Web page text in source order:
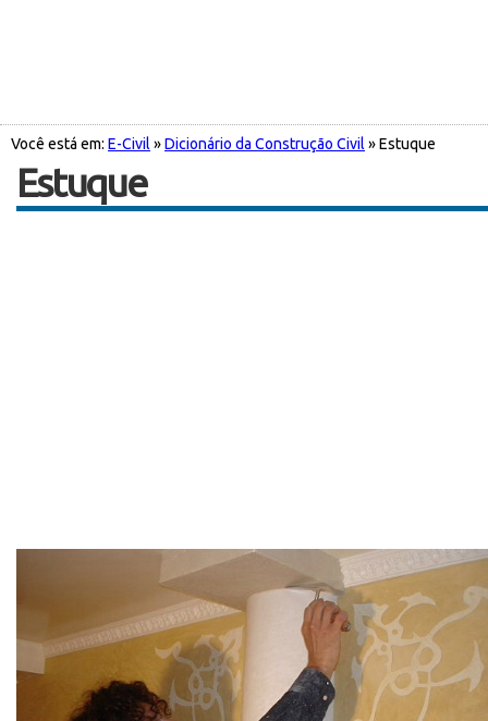
Você está em: E-Civil »Dicionário da Construção Civil » Estuque
Estuque